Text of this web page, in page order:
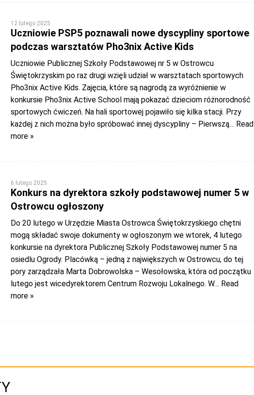
12 lutego 2025
Uczniowie PSP5 poznawali nowe dyscypliny sportowe
podczas warsztatów Pho3nix Active Kids
Uczniowie Publicznej Szkoły Podstawowej nr 5 w Ostrowcu
Świętokrzyskim po raz drugi wzięli udział w warsztatach sportowych
Pho3nix Active Kids. Zajęcia, które są nagrodą za wyróżnienie w
konkursie Pho3nix Active School mają pokazać dzieciom różnorodność
sportowych ćwiczeń. Na hali sportowej pojawiło się kilka stacji. Przy
każdej z nich można było spróbować innej dyscypliny – Pierwszą… Read
more »
6 lutego 2025
Konkurs na dyrektora szkoły podstawowej numer 5 w
Ostrowcu ogłoszony
Do 20 lutego w Urzędzie Miasta Ostrowca Świętokrzyskiego chętni
mogą składać swoje dokumenty w ogłoszonym we wtorek, 4 lutego
konkursie na dyrektora Publicznej Szkoły Podstawowej numer 5 na
osiedlu Ogrody. Placówką – jedną z największych w Ostrowcu, do tej
pory zarządzała Marta Dobrowolska – Wesołowska, która od początku
lutego jest wicedyrektorem Centrum Rozwoju Lokalnego. W… Read
more »